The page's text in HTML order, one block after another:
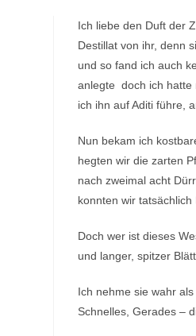
Ich liebe den Duft der
Destillat von ihr, denn
und so fand ich auch
anlegte doch ich hatte
ich ihn auf Aditi führe,
Nun bekam ich
hegten wir die zarten
nach zweimal acht
konnten wir
Doch wer ist dieses
und langer, spitzer
Ich nehme sie wahr
Schnelles, Gerades –